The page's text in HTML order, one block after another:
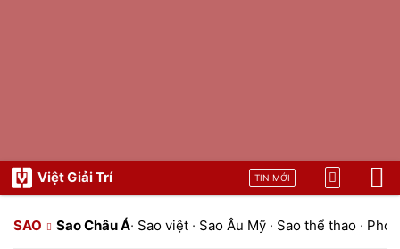
Việt Giải Trí TIN MỚI
SAO Sao Châu Á· Sao việt · Sao Âu Mỹ · Sao thể thao ·